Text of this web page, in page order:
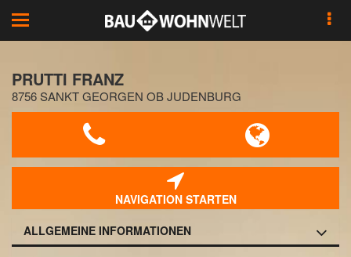
Toggle
navigation
PRUTTI FRANZ
8756 SANKT GEORGEN OB JUDENBURG
NAVIGATION STARTEN
ALLGEMEINE INFORMATIONEN